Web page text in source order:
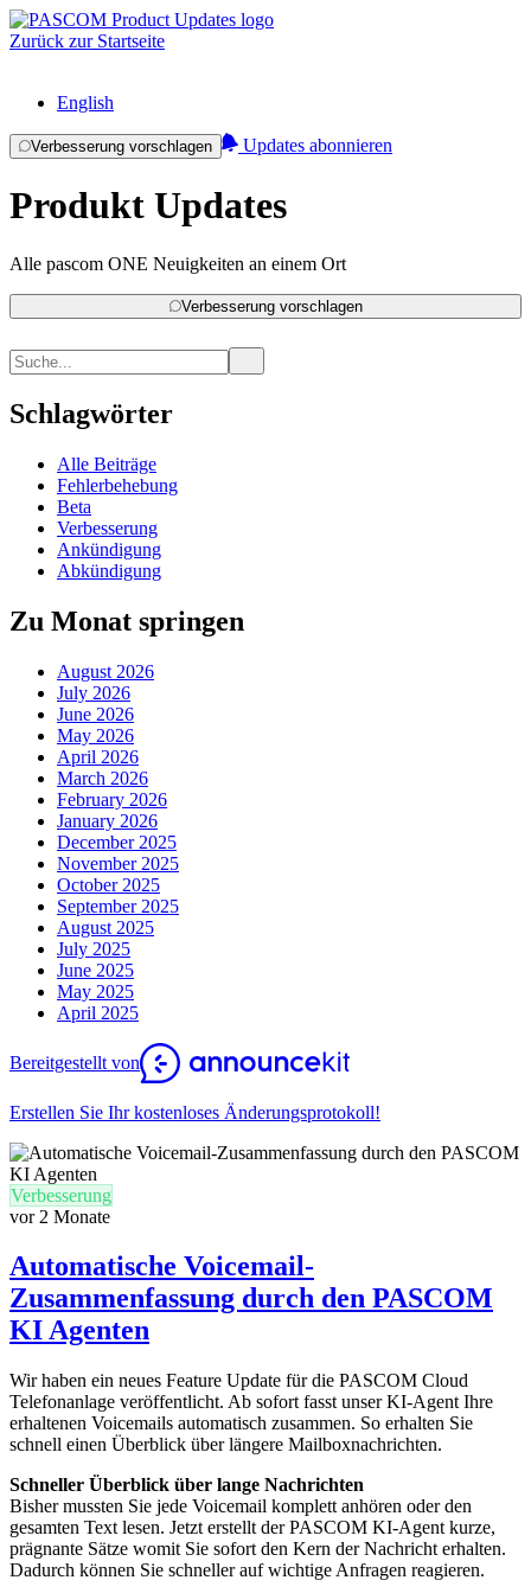
Zurück zur Startseite
English
Verbesserung vorschlagen Updates abonnieren
Produkt Updates
Alle pascom ONE Neuigkeiten an einem Ort
Verbesserung vorschlagen
Schlagwörter
Alle Beiträge
Fehlerbehebung
Beta
Verbesserung
Ankündigung
Abkündigung
Zu Monat springen
August 2026
July 2026
June 2026
May 2026
April 2026
March 2026
February 2026
January 2026
December 2025
November 2025
October 2025
September 2025
August 2025
July 2025
June 2025
May 2025
April 2025
Bereitgestellt von
Erstellen Sie Ihr kostenloses Änderungsprotokoll!
Verbesserung
vor 2 Monate
Automatische Voicemail-
Zusammenfassung durch den PASCOM
KI Agenten
Wir haben ein neues Feature Update für die PASCOM Cloud
Telefonanlage veröffentlicht. Ab sofort fasst unser KI-Agent Ihre
erhaltenen Voicemails automatisch zusammen. So erhalten Sie
schnell einen Überblick über längere Mailboxnachrichten.
Schneller Überblick über lange Nachrichten
Bisher mussten Sie jede Voicemail komplett anhören oder den
gesamten Text lesen. Jetzt erstellt der PASCOM KI-Agent kurze,
prägnante Sätze womit Sie sofort den Kern der Nachricht erhalten.
Dadurch können Sie schneller auf wichtige Anfragen reagieren.